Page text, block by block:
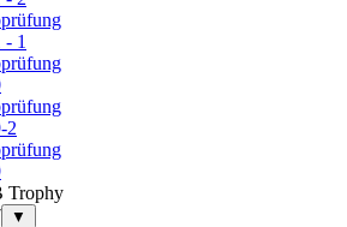
- 1
2
Trophy
▼